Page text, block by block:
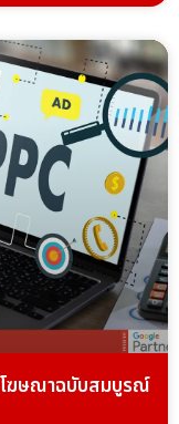
โฆษณาฉบับสมบูรณ์